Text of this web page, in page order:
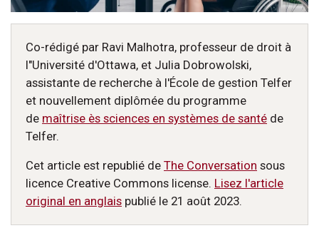
Co-rédigé par Ravi Malhotra, professeur de droit à
l"Université d'Ottawa, et Julia Dobrowolski,
assistante de recherche à l'École de gestion Telfer
et nouvellement diplômée du programme
de maîtrise ès sciences en systèmes de santé de
Telfer.
Cet article est republié de The Conversation sous
licence Creative Commons license. Lisez l'article
original en anglais publié le 21 août 2023.